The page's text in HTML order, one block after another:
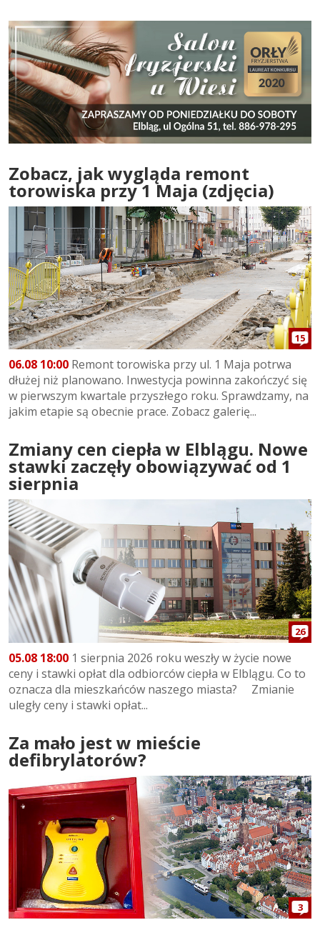
Zobacz, jak wygląda remont
torowiska przy 1 Maja (zdjęcia)
15
06.08 10:00 Remont torowiska przy ul. 1 Maja potrwa
dłużej niż planowano. Inwestycja powinna zakończyć się
w pierwszym kwartale przyszłego roku. Sprawdzamy, na
jakim etapie są obecnie prace. Zobacz galerię...
Zmiany cen ciepła w Elblągu. Nowe
stawki zaczęły obowiązywać od 1
sierpnia
26
05.08 18:00 1 sierpnia 2026 roku weszły w życie nowe
ceny i stawki opłat dla odbiorców ciepła w Elblągu. Co to
oznacza dla mieszkańców naszego miasta? Zmianie
uległy ceny i stawki opłat...
Za mało jest w mieście
defibrylatorów?
3